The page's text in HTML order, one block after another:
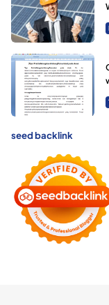
seed backlink